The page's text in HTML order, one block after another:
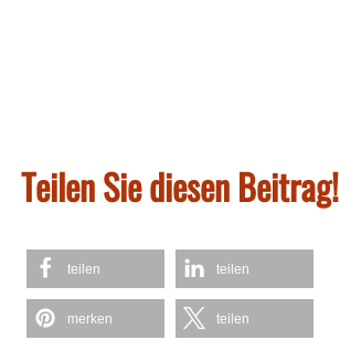
Teilen Sie diesen Beitrag!
teilen teilen
merken teilen